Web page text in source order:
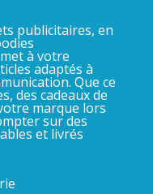
publicitaires, en
à votre
adaptés à
Que ce
des cadeaux de
marque lors
sur des
et livrés